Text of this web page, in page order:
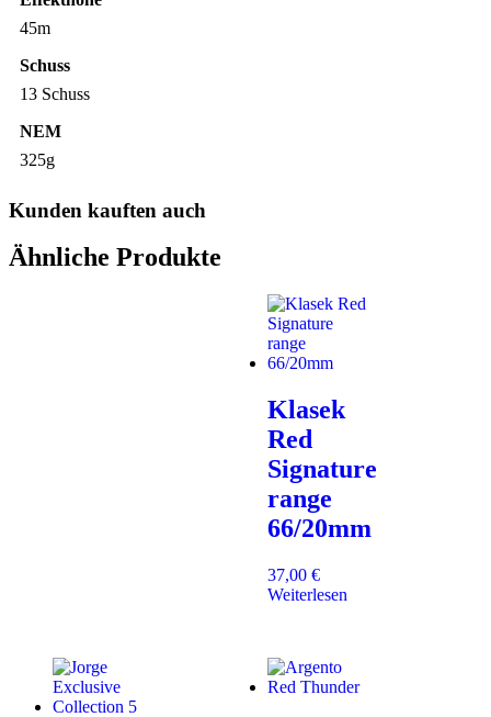
45m
Schuss
13 Schuss
NEM
325g
Kunden kauften auch
Ähnliche Produkte
Klasek
Red
Signature
range
66/20mm
37,00 €
Weiterlesen